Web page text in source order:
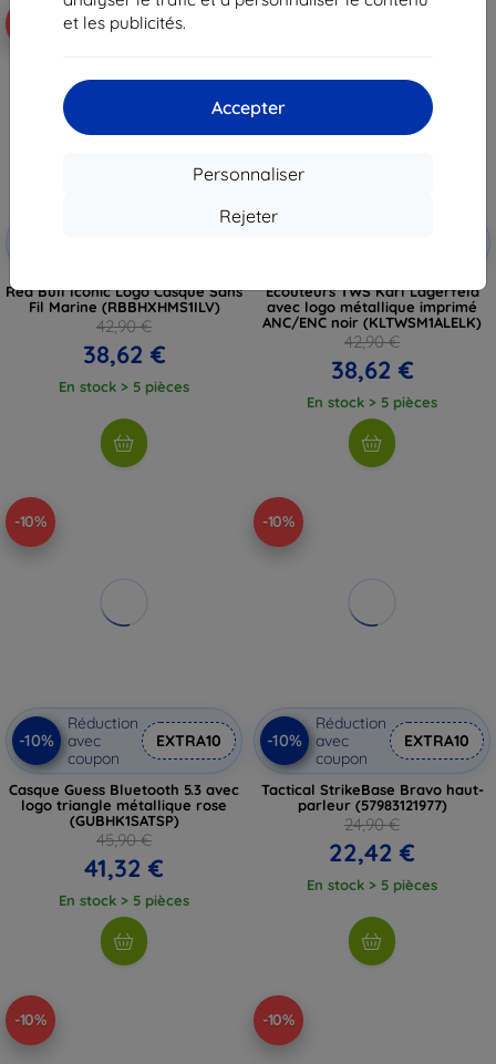
et les publicités.
Accepter
Personnaliser
Rejeter
Red Bull Iconic Logo Casque Sans
Fil Marine (RBBHXHMS1ILV)
42,90 €
38,62 €
En stock > 5 pièces
Écouteurs TWS Karl Lagerfeld
avec logo métallique imprimé
ANC/ENC noir (KLTWSM1ALELK)
42,90 €
38,62 €
En stock > 5 pièces
-10%
-10%
Réduction
avec
coupon
EXTRA10
Casque Guess Bluetooth 5.3 avec
logo triangle métallique rose
(GUBHK1SATSP)
45,90 €
41,32 €
En stock > 5 pièces
-10%
-10%
Réduction
avec
coupon
EXTRA10
Tactical StrikeBase Bravo haut-
parleur (57983121977)
24,90 €
22,42 €
En stock > 5 pièces
-10% -10%